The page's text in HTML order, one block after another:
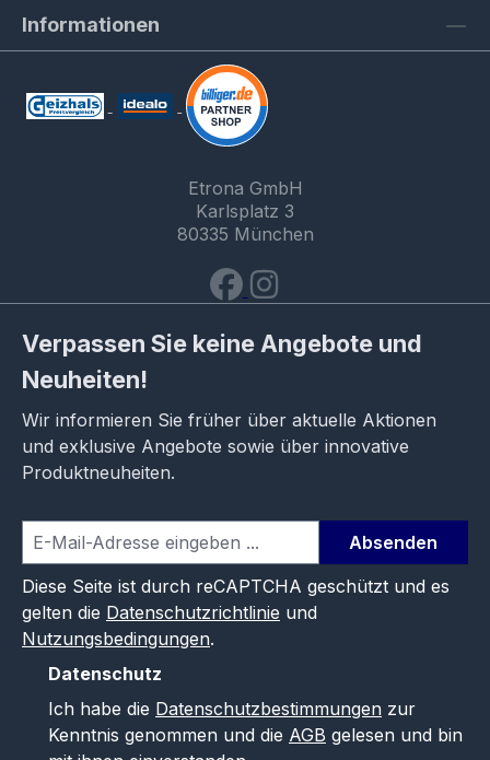
Informationen
Etrona GmbH
Karlsplatz 3
80335 München
Verpassen Sie keine Angebote und
Neuheiten!
Wir informieren Sie früher über aktuelle Aktionen
und exklusive Angebote sowie über innovative
Produktneuheiten.
Absenden
Diese Seite ist durch reCAPTCHA geschützt und es
gelten die Datenschutzrichtlinie und
Nutzungsbedingungen.
Datenschutz
Ich habe die Datenschutzbestimmungen zur
Kenntnis genommen und die AGB gelesen und bin